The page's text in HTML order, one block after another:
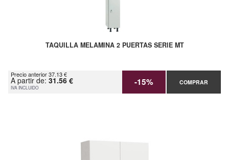
TAQUILLA MELAMINA 2 PUERTAS SERIE MT
Precio anterior 37.13 €
A partir de: 31.56 €
IVA INCLUIDO -15% COMPRAR